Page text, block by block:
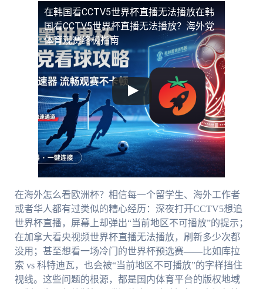
在韩国看CCTV5世界杯直播无法播放在韩
国看CCTV5世界杯直播无法播放？海外党
体育观赛终极指南
在海外怎么看欧洲杯？相信每一个留学生、海外工作者
或者华人都有过类似的糟心经历：深夜打开CCTV5想追
世界杯直播，屏幕上却弹出“当前地区不可播放”的提示；
在加拿大看央视频世界杯直播无法播放，刷新多少次都
没用；甚至想看一场冷门的世界杯预选赛——比如库拉
索 vs 科特迪瓦，也会被“当前地区不可播放”的字样挡住
视线。这些问题的根源，都是国内体育平台的版权地域